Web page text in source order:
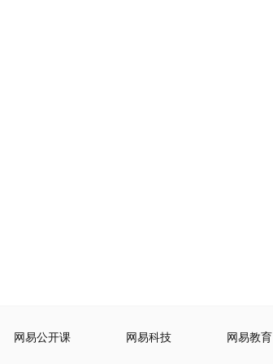
网易公开课 网易科技 网易教育